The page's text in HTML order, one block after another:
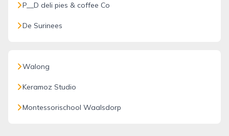
P__D deli pies & coffee Co
De Surinees
Walong
Keramoz Studio
Montessorischool Waalsdorp